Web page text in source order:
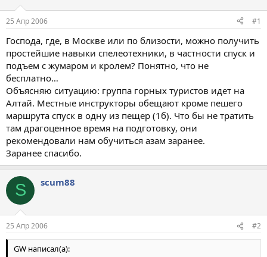
т
е
м
ы
ч
а
л
25 Апр 2006 #1
Господа, где, в Москве или по близости, можно получить
простейшие навыки спелеотехники, в частности спуск и
подъем с жумаром и кролем? Понятно, что не
бесплатно…
Объясняю ситуацию: группа горных туристов идет на
Алтай. Местные инструкторы обещают кроме пешего
маршрута спуск в одну из пещер (1б). Что бы не тратить
там драгоценное время на подготовку, они
рекомендовали нам обучиться азам заранее.
Заранее спасибо.
S scum88
25 Апр 2006 #2
GW написал(а):